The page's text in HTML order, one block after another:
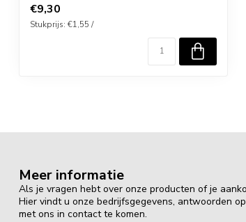
€9,30
Stukprijs: €1,55 /
Meer informatie
Als je vragen hebt over onze producten of je
Hier vindt u onze bedrijfsgegevens, antwoorden
met ons in contact te komen.